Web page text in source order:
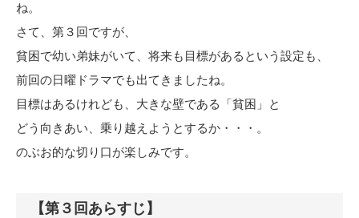
ね。
さて、第３回ですが、
貧困で幼い弟妹がいて、将来も目標があるという設定も、
前回の日曜ドラマでも出てきましたね。
目標はあるけれども、大きな壁である「貧困」と
どう向きあい、乗り越えようとするか・・・。
のぶお的な切り口が楽しみです。
【第３回あらすじ】